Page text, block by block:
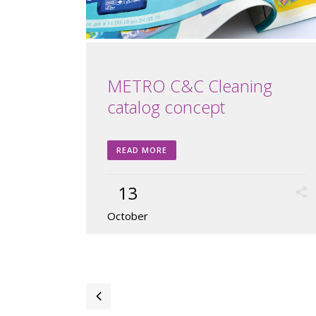
METRO C&C Cleaning
catalog concept
READ MORE
13
October